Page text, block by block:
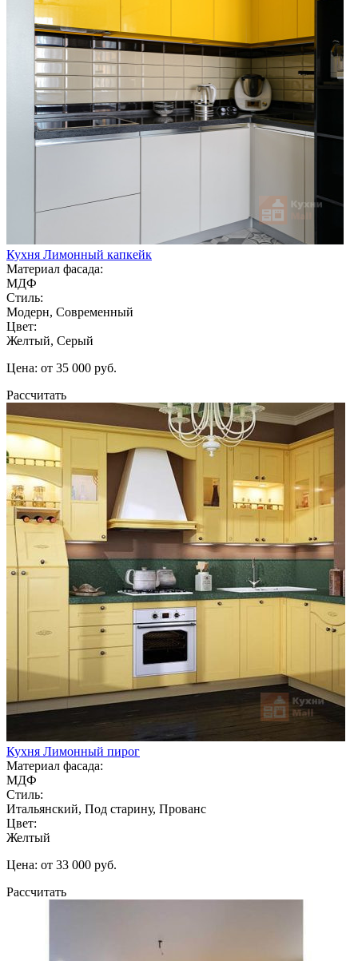
Кухня Лимонный капкейк
Материал фасада:
МДФ
Стиль:
Модерн, Современный
Цвет:
Желтый, Серый
Цена: от 35 000 руб.
Рассчитать
Кухня Лимонный пирог
Материал фасада:
МДФ
Стиль:
Итальянский, Под старину, Прованс
Цвет:
Желтый
Цена: от 33 000 руб.
Рассчитать